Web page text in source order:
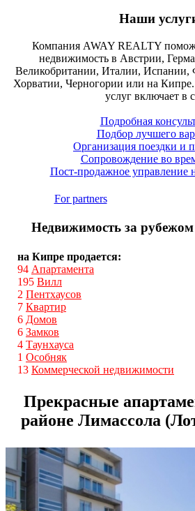
Наши
Компания AWAY REALTY
недвижимость в Австрии,
Великобритании, Италии, Испании,
Хорватии, Черногории или на
услуг включает в
Подробная
Подбор лучшего
Организация поездки и
Сопровождение во
Пост-продажное управление
For partners
Недвижимость за
на Кипре продается:
94 Апартамента
195 Вилл
2 Пентхаусов
7 Квартир
6 Домов
6 Замков
4 Таунхауса
1 Особняк
13 Коммерческой недвижимости
Прекрасные
районе Лимассола